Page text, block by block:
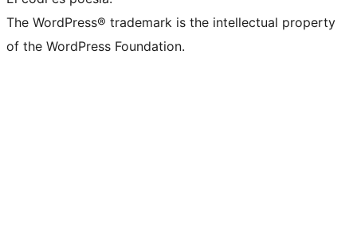
The WordPress® trademark is the intellectual property
of the WordPress Foundation.